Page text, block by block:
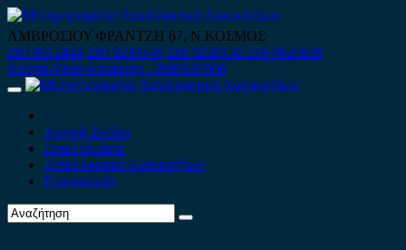
Skip
to
content
ΑΜΒΡΟΣΙΟΥ ΦΡΑΝΤΖΗ 67, Ν.ΚΟΣΜΟΣ
210 9012444 210 9239148 210 9238158 210 9026839
Κινητό-Viber-whatsapp : 6980507900
Primary
Αρχική Σελίδα
Ποιοί είμαστε
Ανταλλακτικά Αυτοκινήτων
Επικοινωνία